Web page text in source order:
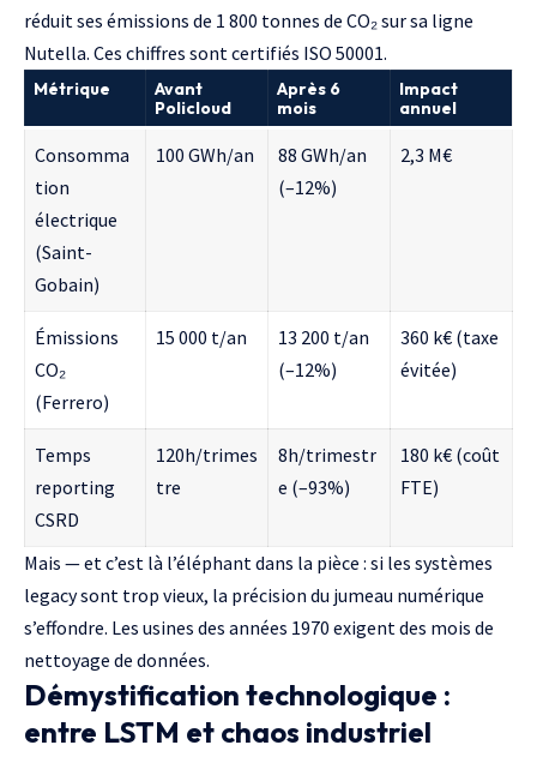
réduit ses émissions de 1 800 tonnes de CO₂ sur sa ligne
Nutella. Ces chiffres sont certifiés ISO 50001.
Métrique
Avant
Policloud
Après 6
mois
Impact
annuel
Consomma
tion
électrique
(Saint-
Gobain)
100 GWh/an
88 GWh/an
(–12%)
2,3 M€
Émissions
CO₂
(Ferrero)
15 000 t/an
13 200 t/an
(–12%)
360 k€ (taxe
évitée)
Temps
reporting
CSRD
120h/trimes
tre
8h/trimestr
e (–93%)
180 k€ (coût
FTE)
Mais — et c’est là l’éléphant dans la pièce : si les systèmes
legacy sont trop vieux, la précision du jumeau numérique
s’effondre. Les usines des années 1970 exigent des mois de
nettoyage de données.
Démystification technologique :
entre LSTM et chaos industriel